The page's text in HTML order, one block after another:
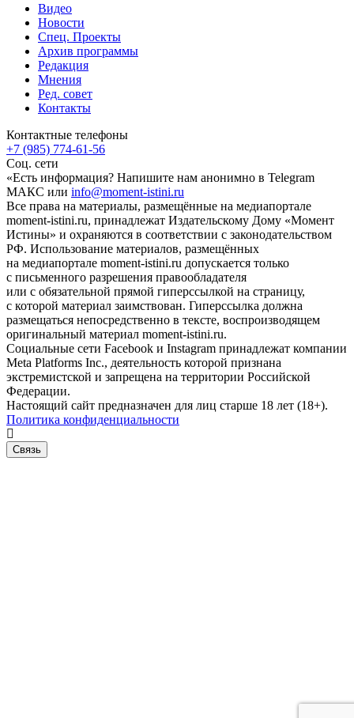
Видео
Новости
Спец. Проекты
Архив программы
Редакция
Мнения
Ред. совет
Контакты
Контактные телефоны
+7 (985) 774-61-56
Соц. сети
«Есть информация? Напишите нам анонимно в Telegram
МАКС или info@moment-istini.ru
Все права на материалы, размещённые на медиапортале
moment-istini.ru, принадлежат Издательскому Дому «Момент
Истины» и охраняются в соответствии с законодательством
РФ. Использование материалов, размещённых
на медиапортале moment-istini.ru допускается только
с письменного разрешения правообладателя
или с обязательной прямой гиперссылкой на страницу,
с которой материал заимствован. Гиперссылка должна
размещаться непосредственно в тексте, воспроизводящем
оригинальный материал moment-istini.ru.
Социальные сети Facebook и Instagram принадлежат компании
Meta Platforms Inc., деятельность которой признана
экстремистской и запрещена на территории Российской
Федерации.
Настоящий сайт предназначен для лиц старше 18 лет (18+).
Политика конфиденциальности
Связь